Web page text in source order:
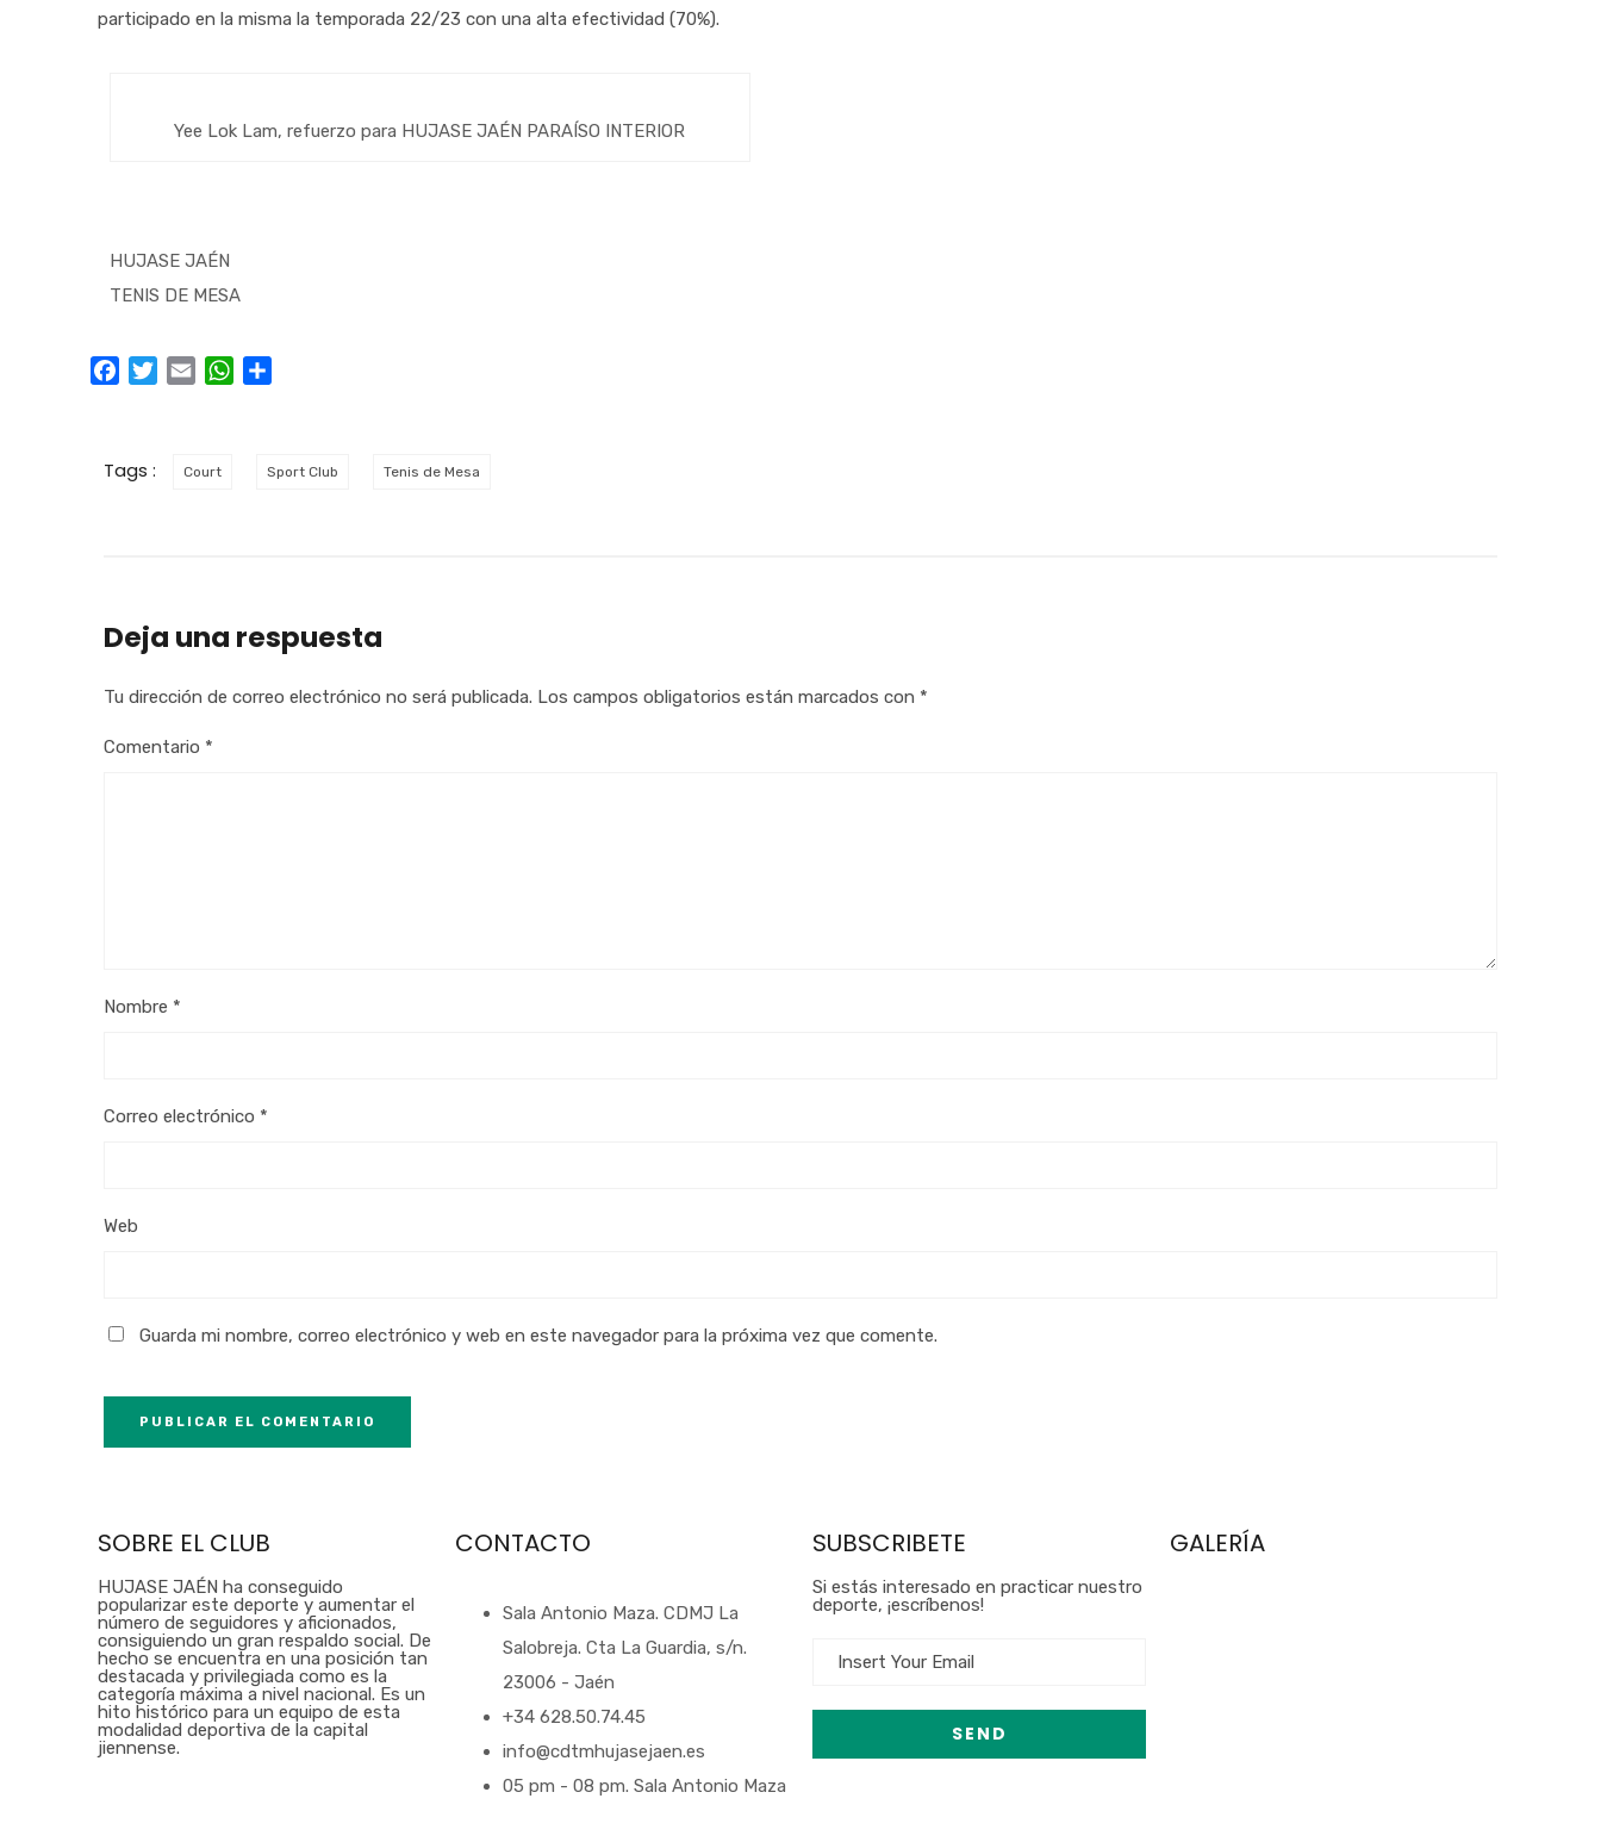
participado en la misma la temporada 22/23 con una alta efectividad (70%).
Yee Lok Lam, refuerzo para HUJASE JAÉN PARAÍSO INTERIOR
HUJASE JAÉN
TENIS DE MESA
FacebookTwitter
Email WhatsApp
Tags : Court Sport Club Tenis de Mesa
Deja una respuesta
Tu dirección de correo electrónico no será publicada. Los campos obligatorios están marcados con *
Comentario *
Nombre *
Correo electrónico *
Web
Guarda mi nombre, correo electrónico y web en este navegador para la próxima vez que comente.
SOBRE EL CLUB
HUJASE JAÉN ha conseguido
popularizar este deporte y aumentar el
número de seguidores y aficionados,
consiguiendo un gran respaldo social. De
hecho se encuentra en una posición tan
destacada y privilegiada como es la
categoría máxima a nivel nacional. Es un
hito histórico para un equipo de esta
modalidad deportiva de la capital
jiennense.
CONTACTO
Sala Antonio Maza. CDMJ La
Salobreja. Cta La Guardia, s/n.
23006 - Jaén
+34 628.50.74.45
info@cdtmhujasejaen.es
05 pm - 08 pm. Sala Antonio Maza
SUBSCRIBETE
Si estás interesado en practicar nuestro
deporte, ¡escríbenos!
GALERÍA